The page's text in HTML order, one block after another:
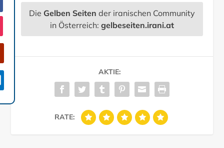
Die Gelben Seiten der iranischen Community
in Österreich: gelbeseiten.irani.at
AKTIE:
RATE: